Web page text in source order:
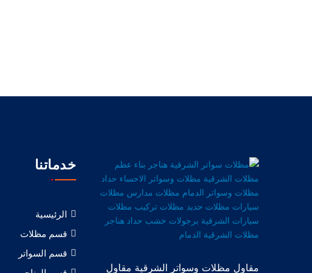
مقاول مظلات وسواتر الشرقية مقاول
خدماتنا
الرئيسية
قسم مظلات
قسم السواتر